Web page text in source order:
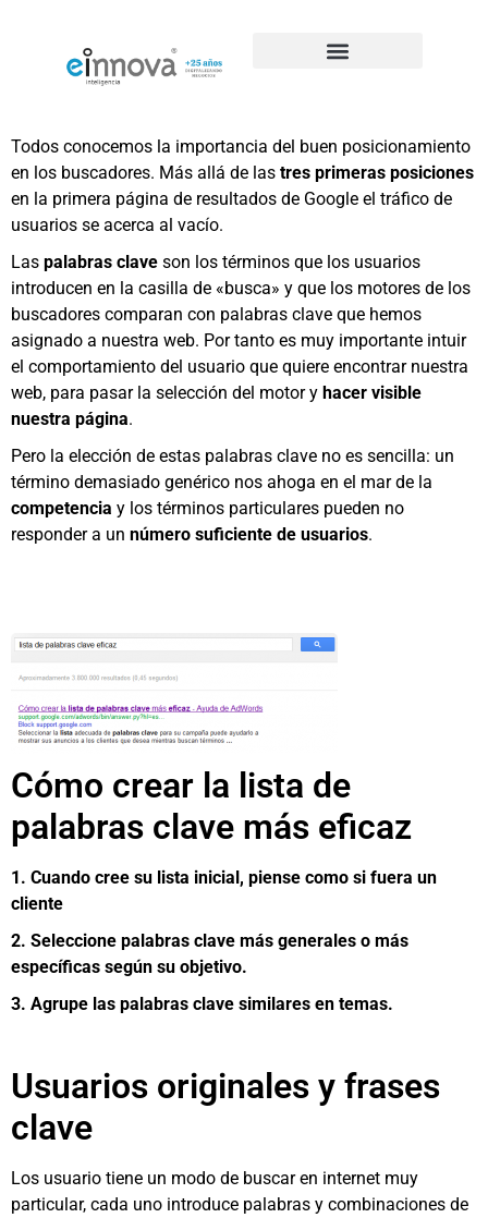
Todos conocemos la importancia del buen posicionamiento
en los buscadores. Más allá de las tres primeras posiciones
en la primera página de resultados de Google el tráfico de
usuarios se acerca al vacío.
Las palabras clave son los términos que los usuarios
introducen en la casilla de «busca» y que los motores de los
buscadores comparan con palabras clave que hemos
asignado a nuestra web. Por tanto es muy importante intuir
el comportamiento del usuario que quiere encontrar nuestra
web, para pasar la selección del motor y hacer visible
nuestra página.
Pero la elección de estas palabras clave no es sencilla: un
término demasiado genérico nos ahoga en el mar de la
competencia y los términos particulares pueden no
responder a un número suficiente de usuarios.
Cómo crear la lista de
palabras clave más eficaz
1. Cuando cree su lista inicial, piense como si fuera un
cliente
2. Seleccione palabras clave más generales o más
específicas según su objetivo.
3. Agrupe las palabras clave similares en temas.
Usuarios originales y frases
clave
Los usuario tiene un modo de buscar en internet muy
particular, cada uno introduce palabras y combinaciones de